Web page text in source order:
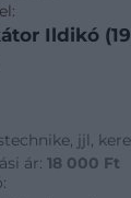
Ildikó
jjl,
ár: 18 000 Ft